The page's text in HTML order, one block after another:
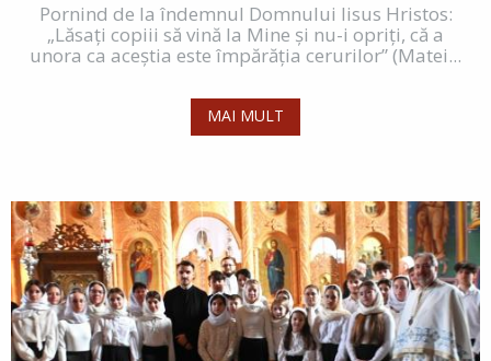
Pornind de la îndemnul Domnului Iisus Hristos:
„Lăsați copiii să vină la Mine și nu-i opriți, că a
unora ca aceștia este împărăția cerurilor” (Matei...
MAI MULT